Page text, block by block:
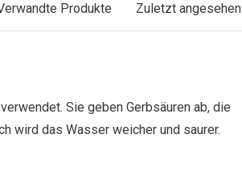
Produkte Zuletzt angesehen
Sie geben Gerbsäuren ab, die
wird das Wasser weicher und saurer.